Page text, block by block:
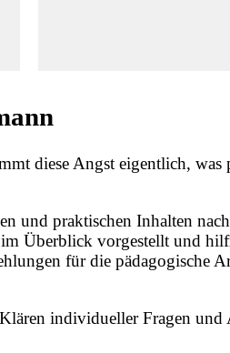
diese Angst eigentlich, was
und praktischen Inhalten
Überblick vorgestellt und
für die pädagogische
individueller Fragen und